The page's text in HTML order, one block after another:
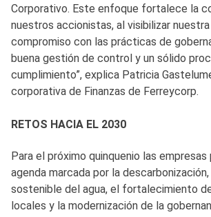
Corporativo. Este enfoque fortalece la
nuestros accionistas, al visibilizar
compromiso con las prácticas de
buena gestión de control y un sólido
cumplimiento”, explica Patricia
corporativa de Finanzas de Ferreycorp.
RETOS HACIA EL 2030
Para el próximo quinquenio las
agenda marcada por la
sostenible del agua, el fortalecimiento
locales y la modernización de la